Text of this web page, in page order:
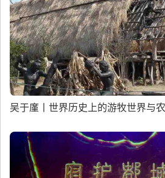
吴于廑丨世界历史上的游牧世界与